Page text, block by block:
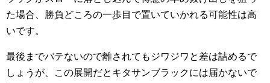
た場合、勝負どころの一歩目で置いていかれる可能性は高
いです。
最後までバテないので離されてもジワジワと差は詰めるで
しょうが、この展開だとキタサンブラックには届かないで